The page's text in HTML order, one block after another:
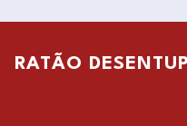
RATÃO